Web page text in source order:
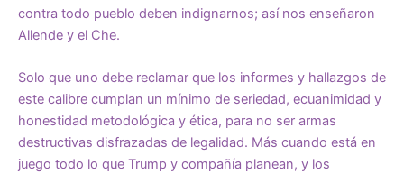
contra todo pueblo deben indignarnos; así nos enseñaron
Allende y el Che.
Solo que uno debe reclamar que los informes y hallazgos de
este calibre cumplan un mínimo de seriedad, ecuanimidad y
honestidad metodológica y ética, para no ser armas
destructivas disfrazadas de legalidad. Más cuando está en
juego todo lo que Trump y compañía planean, y los